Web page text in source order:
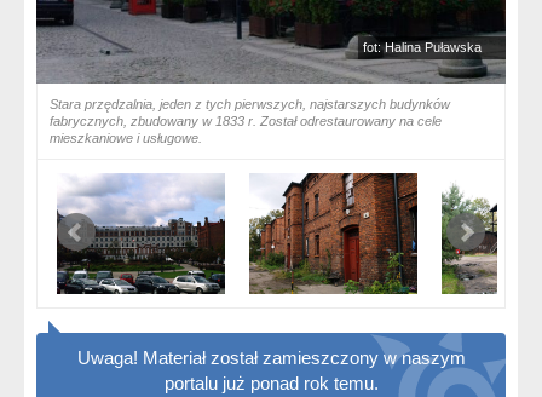
fot: Halina Puławska
Stara przędzalnia, jeden z tych pierwszych, najstarszych budynków
fabrycznych, zbudowany w 1833 r. Został odrestaurowany na cele
mieszkaniowe i usługowe.
Uwaga! Materiał został zamieszczony w naszym
portalu już ponad rok temu.